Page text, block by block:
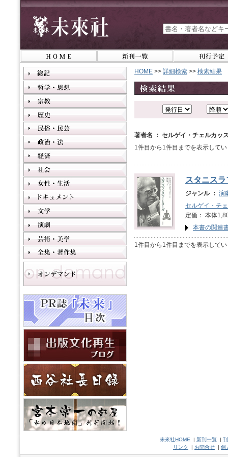
HOME >> 詳細検索 >> 検索結果
著者名 ： セルゲイ・チェルカッ
1件目から1件目までを表示して
スタニス
ジャンル ： 演
セルゲイ・チ
定価： 本体
本書の関連
1件目から1件目までを表示して
未來社HOME | 新刊一覧 |
リンク
| お問合せ | 個